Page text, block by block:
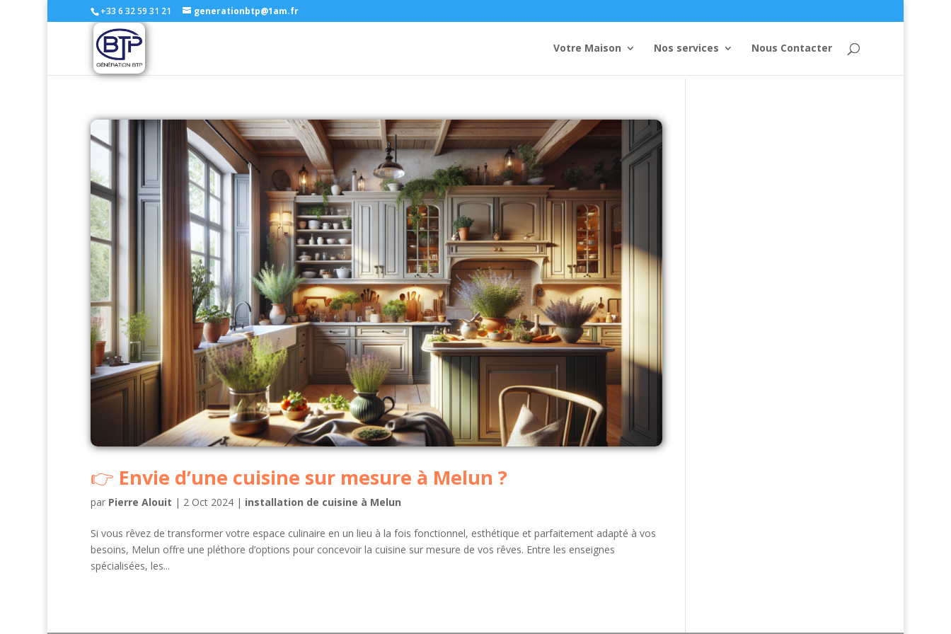
+33 6 32 59 31 21 generationbtp@1am.fr
Votre Maison Nos services Nous Contacter
Envie d’une cuisine sur mesure à Melun ?
par Pierre Alouit | 2 Oct 2024| installation de cuisine à Melun
Si vous rêvez de transformer votre espace culinaire en un lieu à la fois fonctionnel, esthétique et parfaitement adapté à vos
besoins, Melun offre une pléthore d’options pour concevoir la cuisine sur mesure de vos rêves. Entre les enseignes
spécialisées, les...